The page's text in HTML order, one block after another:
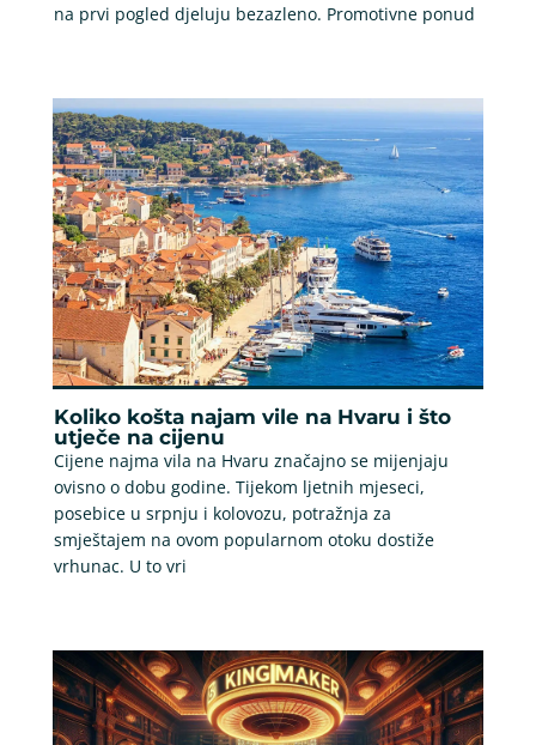
na prvi pogled djeluju bezazleno. Promotivne ponud
Koliko košta najam vile na Hvaru i što
utječe na cijenu
Cijene najma vila na Hvaru značajno se mijenjaju
ovisno o dobu godine. Tijekom ljetnih mjeseci,
posebice u srpnju i kolovozu, potražnja za
smještajem na ovom popularnom otoku dostiže
vrhunac. U to vri